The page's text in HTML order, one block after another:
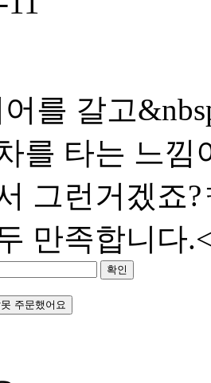
를 갈고
를 타는 느낌
그런거겠죠
만족합니다
확인
주문했어요